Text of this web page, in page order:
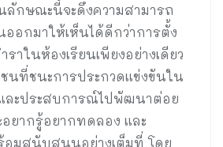
ลักษณะนี้จะดึงความสามารถ
ออกมาให้เห็นได้ดีกว่าการตั้ง
าในห้องเรียนเพียงอย่างเดียว
นที่ชนะการประกวดแข่งขันใน
ละประสบการณ์ไปพัฒนาต่อย
ยากรู้อยากทดลอง และ
อมสนับสนุนอย่างเต็มที่ โดย